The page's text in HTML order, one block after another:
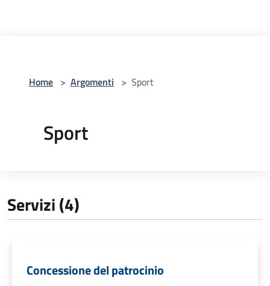
Home > Argomenti > Sport
Sport
Servizi (4)
Concessione del patrocinio